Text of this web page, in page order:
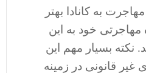
به کانادا بهتر
مهاجرتی خود به این
بسیار مهم این
غیر قانونی در زمینه